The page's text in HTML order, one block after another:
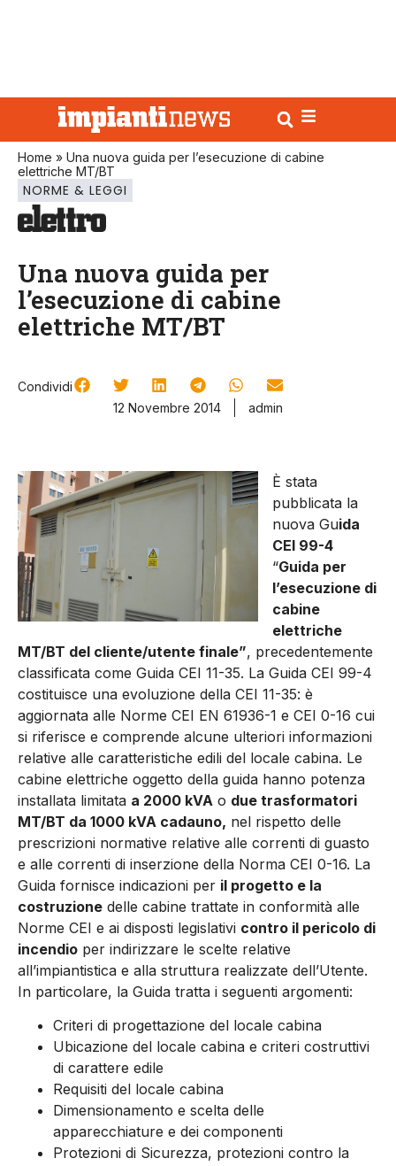
Home » Una nuova guida per l’esecuzione di cabine
elettriche MT/BT
NORME & LEGGI
Una nuova guida per
l’esecuzione di cabine
elettriche MT/BT
Condividi
12 Novembre 2014
admin
È stata
pubblicata la
nuova Guida
CEI 99-4
“Guida per
l’esecuzione di
cabine
elettriche
MT/BT del cliente/utente finale”, precedentemente
classificata come Guida CEI 11-35. La Guida CEI 99-4
costituisce una evoluzione della CEI 11-35: è
aggiornata alle Norme CEI EN 61936-1 e CEI 0-16 cui
si riferisce e comprende alcune ulteriori informazioni
relative alle caratteristiche edili del locale cabina. Le
cabine elettriche oggetto della guida hanno potenza
installata limitata a 2000 kVA o due trasformatori
MT/BT da 1000 kVA cadauno, nel rispetto delle
prescrizioni normative relative alle correnti di guasto
e alle correnti di inserzione della Norma CEI 0-16. La
Guida fornisce indicazioni per il progetto e la
costruzione delle cabine trattate in conformità alle
Norme CEI e ai disposti legislativi contro il pericolo di
incendio per indirizzare le scelte relative
all’impiantistica e alla struttura realizzate dell’Utente.
In particolare, la Guida tratta i seguenti argomenti:
Criteri di progettazione del locale cabina
Ubicazione del locale cabina e criteri costruttivi
di carattere edile
Requisiti del locale cabina
Dimensionamento e scelta delle
apparecchiature e dei componenti
Protezioni di Sicurezza, protezioni contro la